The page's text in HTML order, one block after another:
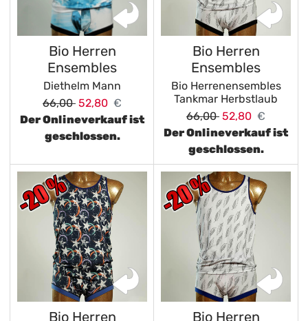
Bio Herren
Ensembles
Diethelm Mann
66,00 52,80 €
Der Onlineverkauf ist
geschlossen.
Bio Herren
Ensembles
Bio Herrenensembles
Tankmar Herbstlaub
66,00 52,80 €
Der Onlineverkauf ist
geschlossen.
Bio Herren Bio Herren